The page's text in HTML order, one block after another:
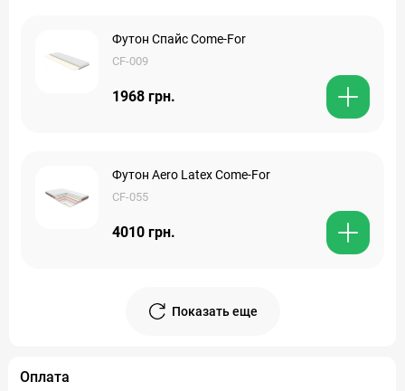
Футон Спайс Come-For
CF-009
1968 грн.
Футон Aero Latex Come-For
CF-055
4010 грн.
Показать еще
Оплата